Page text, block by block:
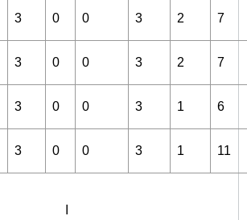
3 0 0 3 2 7
3 0 0 3 2 7
3 0 0 3 1 6
3 0 0 3 1 11